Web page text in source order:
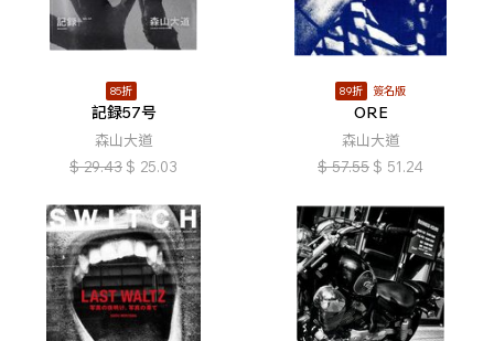
85折
記録57号
森山大道
$ 29.43 $ 25.03
89折 簽名版
ORE
森山大道
$ 57.55 $ 51.24